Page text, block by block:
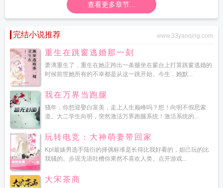
查看更多章节...
完结小说推荐 www.33yanqing.com
重生在跳窗逃婚那一刻
萧漓重生了，重生在她正跨出一条腿坐在窗台上打算跳窗逃婚的
时候前世她所有的不幸都是从这一跳开始。今生，她默...
我在万界当跑腿
骚年，你想迎娶白富美，走上人生巅峰吗？想！向明不假思索
道。大二学生向明，突然激活万界跑腿系统！激活系统的...
玩转电竞：大神萌妻带回家
Kpl最婊男选手陆衍的择偶标准是长得比我好看的，妲己玩的比
我骚的。步谣无语吐槽你果然不喜欢人类。点开游戏...
大宋茶商